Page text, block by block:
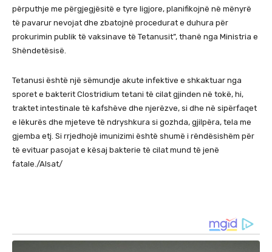
përputhje me përgjegjësitë e tyre ligjore, planifikojnë në mënyrë
të pavarur nevojat dhe zbatojnë procedurat e duhura për
prokurimin publik të vaksinave të Tetanusit”, thanë nga Ministria e
Shëndetësisë.
Tetanusi është një sëmundje akute infektive e shkaktuar nga
sporet e bakterit Clostridium tetani të cilat gjinden në tokë, hi,
traktet intestinale të kafshëve dhe njerëzve, si dhe në sipërfaqet
e lëkurës dhe mjeteve të ndryshkura si gozhda, gjilpëra, tela me
gjemba etj. Si rrjedhojë imunizimi është shumë i rëndësishëm për
të evituar pasojat e kësaj bakterie të cilat mund të jenë
fatale./Alsat/